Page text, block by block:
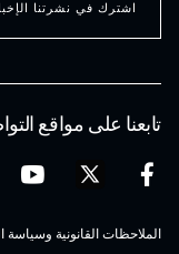
تابعنا على مواقع
الملاحظات القانونية
اشترك في نشرتنا